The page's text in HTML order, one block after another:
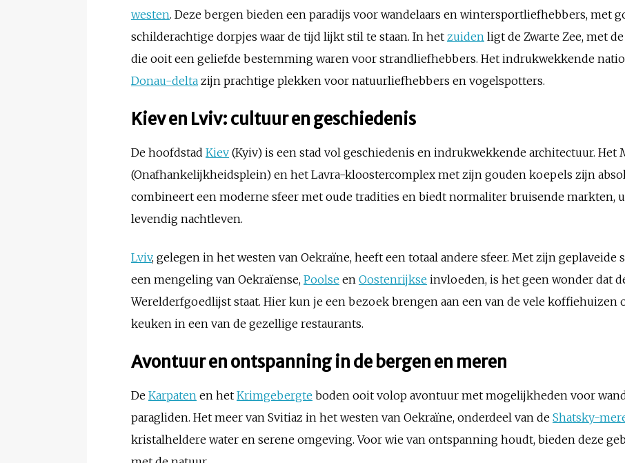
westen. Deze bergen bieden een paradijs voor wandelaars en wintersportliefhebbers, met
schilderachtige dorpjes waar de tijd lijkt stil te staan. In het zuiden ligt de Zwarte Zee, met
die ooit een geliefde bestemming waren voor strandliefhebbers. Het indrukwekkende
Donau-delta zijn prachtige plekken voor natuurliefhebbers en vogelspotters.
Kiev en Lviv: cultuur en geschiedenis
De hoofdstad Kiev (Kyiv) is een stad vol geschiedenis en indrukwekkende architectuur. Het
(Onafhankelijkheidsplein) en het Lavra-kloostercomplex met zijn gouden koepels zijn
combineert een moderne sfeer met oude tradities en biedt normaliter bruisende markten,
levendig nachtleven.
Lviv, gelegen in het westen van Oekraïne, heeft een totaal andere sfeer. Met zijn
een mengeling van Oekraïense, Poolse en Oostenrijkse invloeden, is het geen wonder dat
Werelderfgoedlijst staat. Hier kun je een bezoek brengen aan een van de vele koffiehuizen
keuken in een van de gezellige restaurants.
Avontuur en ontspanning in de bergen en meren
De Karpaten en het Krimgebergte boden ooit volop avontuur met mogelijkheden voor
paragliden. Het meer van Svitiaz in het westen van Oekraïne, onderdeel van de Shatsky-
kristalheldere water en serene omgeving. Voor wie van ontspanning houdt, bieden deze